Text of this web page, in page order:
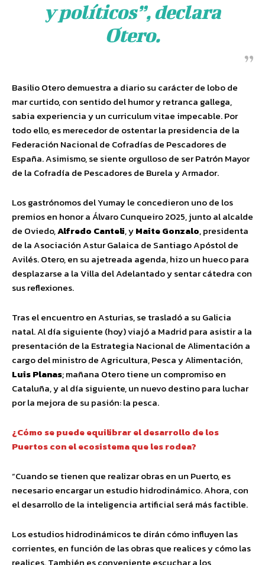
y políticos”, declara
Otero.
Basilio Otero demuestra a diario su carácter de lobo de
mar curtido, con sentido del humor y retranca gallega,
sabia experiencia y un curriculum vitae impecable. Por
todo ello, es merecedor de ostentar la presidencia de la
Federación Nacional de Cofradías de Pescadores de
España. Asimismo, se siente orgulloso de serPatrón Mayor
de la Cofradía de Pescadores de Burela y Armador.
Los gastrónomos del Yumay le concedieron uno de los
premios en honor a Álvaro Cunqueiro 2025, junto al alcalde
de Oviedo,Alfredo Canteli, yMaiteGonzalo, presidenta
de la Asociación Astur Galaica de Santiago Apóstol de
Avilés. Otero, en su ajetreada agenda, hizo un hueco para
desplazarse a la Villa del Adelantado y sentar cátedra con
sus reflexiones.
Tras el encuentro en Asturias, se trasladó a su Galicia
natal. Al día siguiente (hoy) viajó a Madrid para asistir a la
presentación de la Estrategia Nacional de Alimentación a
cargo del ministro de Agricultura, Pesca y Alimentación,
Luis Planas; mañana Otero tiene un compromiso en
Cataluña, y al día siguiente, un nuevo destino para luchar
por la mejora de su pasión: la pesca.
¿Cómo se puede equilibrar el desarrollo de los
Puertos con el ecosistema que les rodea?
“Cuando se tienen que realizar obras en un Puerto, es
necesario encargar un estudio hidrodinámico. Ahora, con
el desarrollo de la inteligencia artificial será más factible.
Los estudios hidrodinámicos te dirán cómo influyen las
corrientes, en función de las obras que realices y cómo las